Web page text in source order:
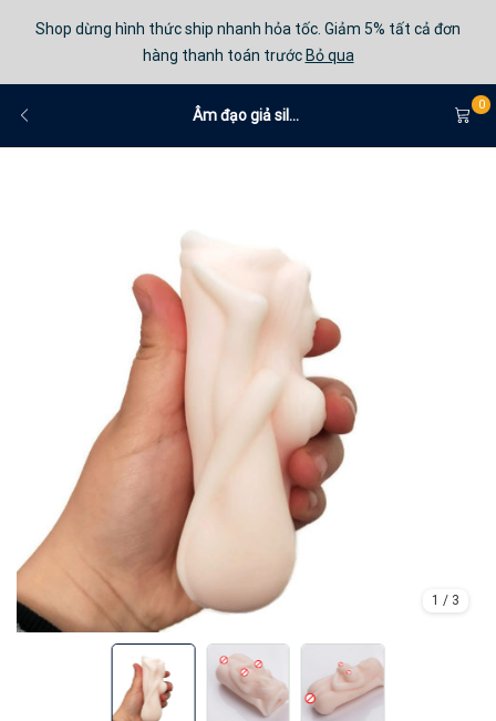
Shop dừng hình thức ship nhanh hỏa tốc. Giảm 5% tất cả đơn
hàng thanh toán trước Bỏ qua
Âm đạo giả sil...
0
1 / 3